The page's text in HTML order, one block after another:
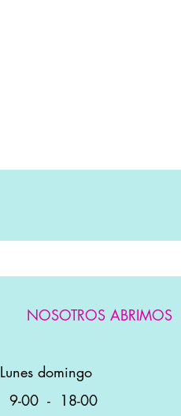
NOSOTROS ABRIMOS
Lunes domingo
9-00 - 18-00